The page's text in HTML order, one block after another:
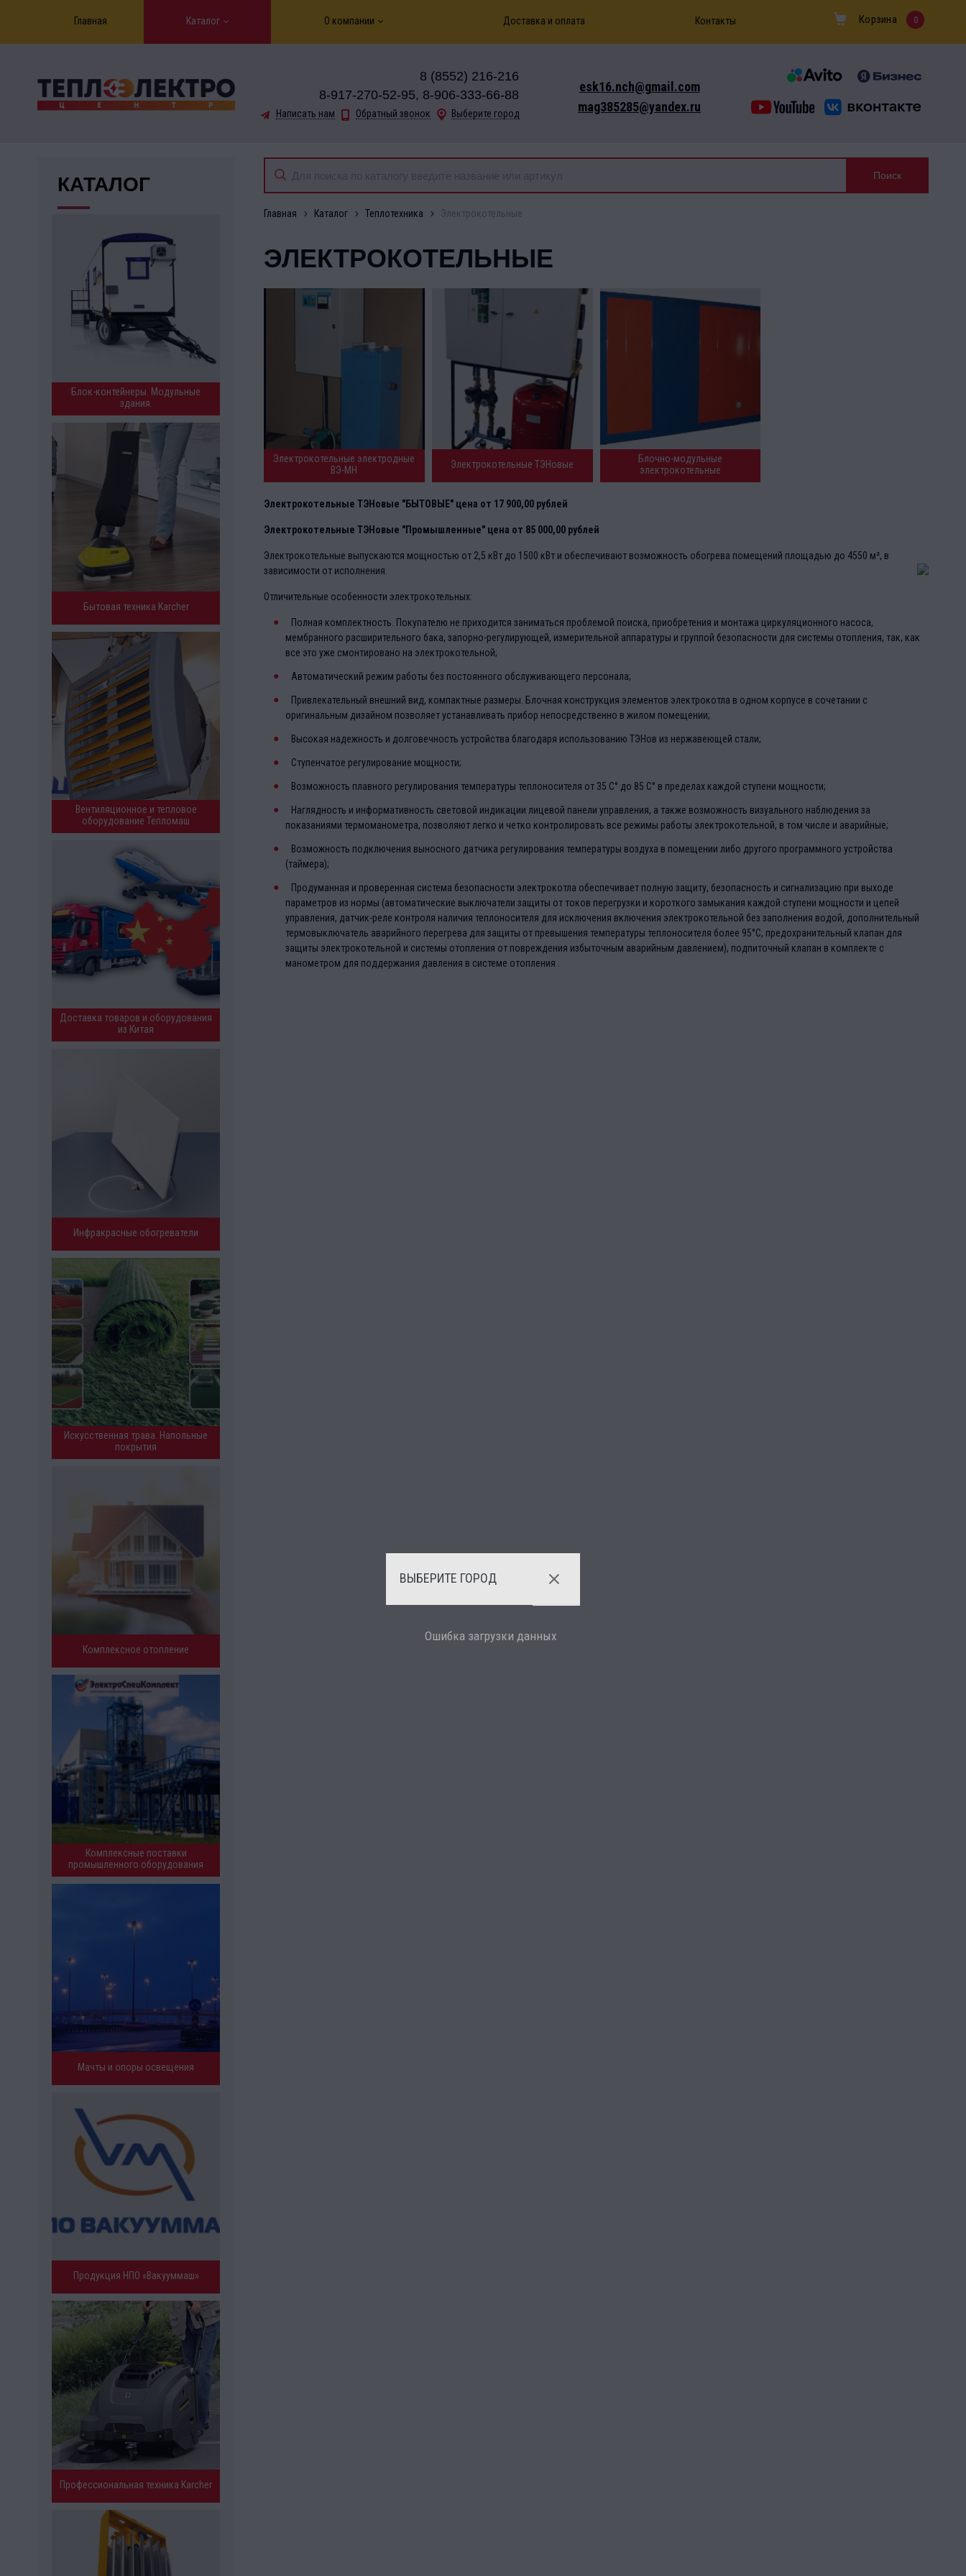
Главная Каталог О компании Доставка и оплата Контакты Корзина 0
8 (8552) 216-216
8-917-270-52-95, 8-906-333-66-88
Написать нам Обратный звонок Выберите город
esk16.nch@gmail.com
mag385285@yandex.ru
КАТАЛОГ
Блок-контейнеры. Модульные
здания.
Бытовая техника Karcher
Вентиляционное и тепловое
оборудование Тепломаш
Доставка товаров и оборудования
из Китая
Инфракрасные обогреватели
Искусственная трава. Напольные
покрытия
Комплексное отопление
Комплексные поставки
промышленного оборудования
Мачты и опоры освещения
Продукция НПО «Вакууммаш»
Профессиональная техника Karcher
Главная Каталог Теплотехника Электрокотельные
ЭЛЕКТРОКОТЕЛЬНЫЕ
Электрокотельные электродные
ВЭ-МН
Электрокотельные ТЭНовые
Блочно-модульные
электрокотельные
Электрокотельные ТЭНовые "БЫТОВЫЕ" цена от 17 900,00 рублей
Электрокотельные ТЭНовые "Промышленные" цена от 85 000,00 рублей
Электрокотельные выпускаются мощностью от 2,5 кВт до 1500 кВт и обеспечивают возможность обогрева помещений площадью до 4550 м², в
зависимости от исполнения.
Отличительные особенности электрокотельных:
Полная комплектность. Покупателю не приходится заниматься проблемой поиска, приобретения и монтажа циркуляционного насоса,
мембранного расширительного бака, запорно-регулирующей, измерительной аппаратуры и группой безопасности для системы отопления, так, как
все это уже смонтировано на электрокотельной;
Автоматический режим работы без постоянного обслуживающего персонала;
Привлекательный внешний вид, компактные размеры. Блочная конструкция элементов электрокотла в одном корпусе в сочетании с
оригинальным дизайном позволяет устанавливать прибор непосредственно в жилом помещении;
Высокая надежность и долговечность устройства благодаря использованию ТЭНов из нержавеющей стали;
Ступенчатое регулирование мощности;
Возможность плавного регулирования температуры теплоносителя от 35 С° до 85 С° в пределах каждой ступени мощности;
Наглядность и информативность световой индикации лицевой панели управления, а также возможность визуального наблюдения за
показаниями термоманометра, позволяют легко и четко контролировать все режимы работы электрокотельной, в том числе и аварийные;
Возможность подключения выносного датчика регулирования температуры воздуха в помещении либо другого программного устройства
(таймера);
Продуманная и проверенная система безопасности электрокотла обеспечивает полную защиту, безопасность и сигнализацию при выходе
параметров из нормы (автоматические выключатели защиты от токов перегрузки и короткого замыкания каждой ступени мощности и цепей
управления, датчик-реле контроля наличия теплоносителя для исключения включения электрокотельной без заполнения водой, дополнительный
термовыключатель аварийного перегрева для защиты от превышения температуры теплоносителя более 95°С, предохранительный клапан для
защиты электрокотельной и системы отопления от повреждения избыточным аварийным давлением), подпиточный клапан в комплекте с
манометром для поддержания давления в системе отопления .
ВЫБЕРИТЕ ГОРОД
Ошибка загрузки данных